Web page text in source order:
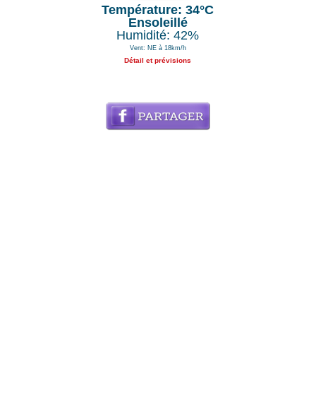
Température: 34°C
Ensoleillé
Humidité: 42%
Vent: NE à 18km/h
Détail et prévisions